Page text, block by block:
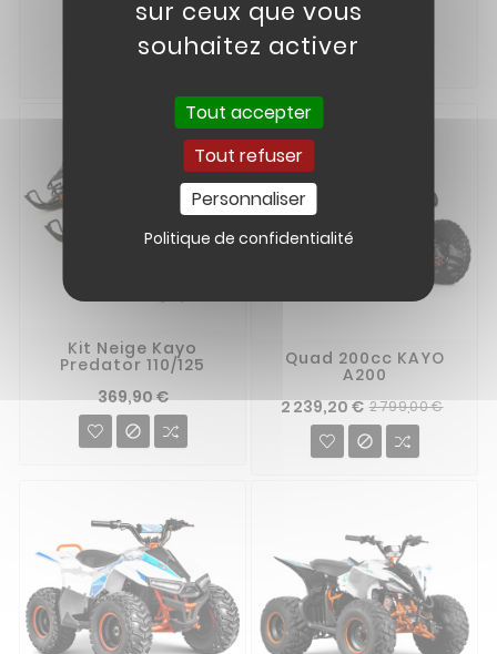
1 349,00 €
Kit Neige Kayo
Predator 110/125
369,90 €

Quad 200cc KAYO
A200
2 239,20 € 2 799,00 €

sur ceux que vous
souhaitez activer
Tout accepter
Tout refuser
Personnaliser
Politique de confidentialité